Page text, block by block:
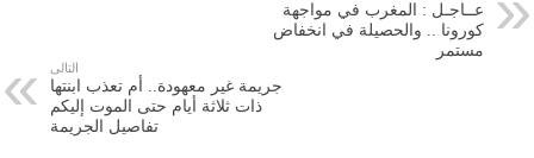
عــاجـل : المغرب في مواجهة
كورونا .. والحصيلة في انخفاض
مستمر
جريمة غير معهودة.. أم تعذب ابنتها
ذات ثلاثة أيام حتى الموت إليكم
تفاصيل الجريمة